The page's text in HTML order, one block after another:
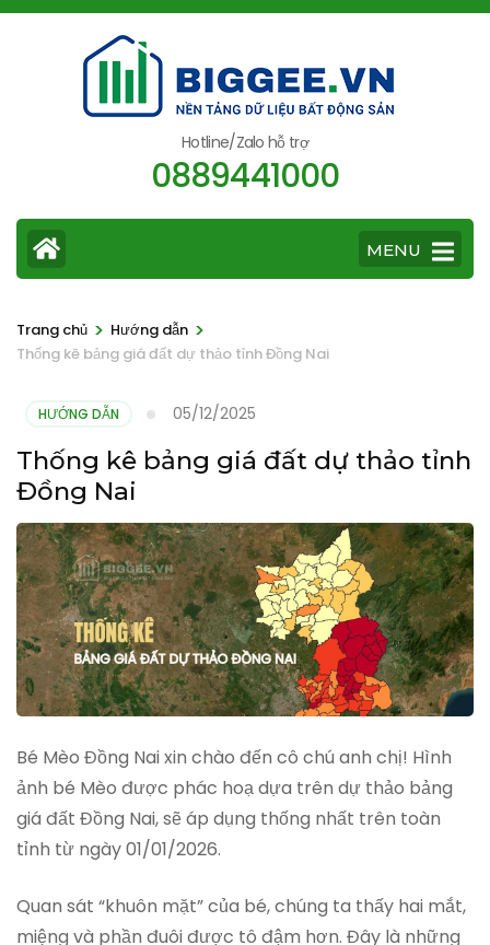
Bỏ
Enter)
Hotline/Zalo hỗ trợ
0889441000
MENU
Trang chủ > Hướng dẫn >
Thống kê bảng giá đất dự thảo tỉnh Đồng Nai
HƯỚNG DẪN 05/12/2025
Thống kê bảng giá đất dự thảo tỉnh
Đồng Nai
Bé Mèo Đồng Nai xin chào đến cô chú anh chị! Hình
ảnh bé Mèo được phác hoạ dựa trên dự thảo bảng
giá đất Đồng Nai, sẽ áp dụng thống nhất trên toàn
tỉnh từ ngày 01/01/2026.
Quan sát “khuôn mặt” của bé, chúng ta thấy hai mắt,
miệng và phần đuôi được tô đậm hơn. Đây là những